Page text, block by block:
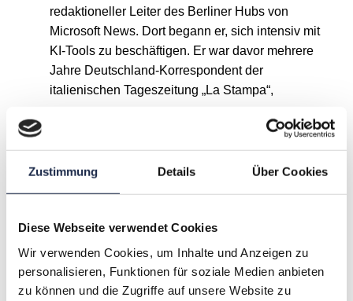
Zustimmung Details Über Cookies
Diese Webseite verwendet Cookies
Wir verwenden Cookies, um Inhalte und Anzeigen zu
personalisieren, Funktionen für soziale Medien anbieten
zu können und die Zugriffe auf unsere Website zu
redaktioneller Leiter des Berliner Hubs von
Microsoft News. Dort begann er, sich intensiv mit
KI-Tools zu beschäftigen. Er war davor mehrere
Jahre Deutschland-Korrespondent der
italienischen Tageszeitung „La Stampa“,
H I J K L M N
V W X Y Z